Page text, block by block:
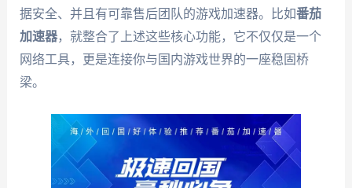
据安全、并且有可靠售后团队的游戏加速器。比如番茄
加速器，就整合了上述这些核心功能，它不仅仅是一个
网络工具，更是连接你与国内游戏世界的一座稳固桥
梁。